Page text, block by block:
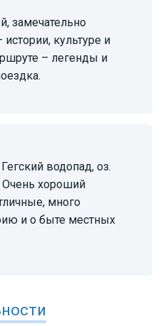
культуре и
– легенды и
Очень хороший
много
и о быте местных